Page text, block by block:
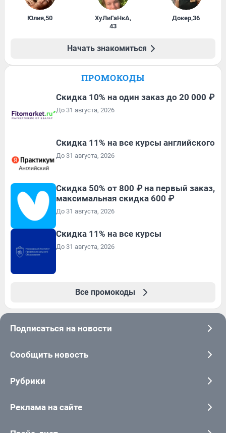
Юлия,50 ХуЛиГаНкА,
43
Докер,36
Начать знакомиться
ПРОМОКОДЫ
Скидка 10% на один заказ до 20 000 ₽
До 31 августа, 2026
Скидка 11% на все курсы английского
До 31 августа, 2026
Скидка 50% от 800 ₽ на первый заказ,
максимальная скидка 600 ₽
До 31 августа, 2026
Скидка 11% на все курсы
До 31 августа, 2026
Все промокоды
Подписаться на новости
Сообщить новость
Рубрики
Реклама на сайте